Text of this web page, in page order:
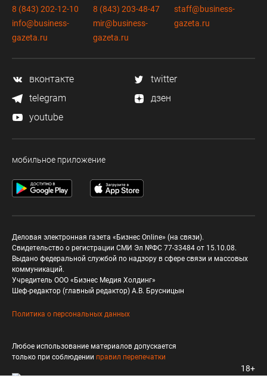
8 (843) 202-12-10
info@business-
gazeta.ru
8 (843) 203-48-47
mir@business-
gazeta.ru
staff@business-
gazeta.ru
вконтакте
twitter
telegram
дзен
youtube
мобильное приложение
Деловая электронная газета «Бизнес Online» (на связи).
Свидетельство о регистрации СМИ Эл №ФС 77-33484 от 15.10.08.
Выдано федеральной службой по надзору в сфере связи и массовых
коммуникаций.
Учредитель ООО «Бизнес Медия Холдинг»
Шеф-редактор (главный редактор) А.В. Брусницын
Политика о персональных данных
Любое использование материалов допускается
только при соблюдении правил перепечатки
18+